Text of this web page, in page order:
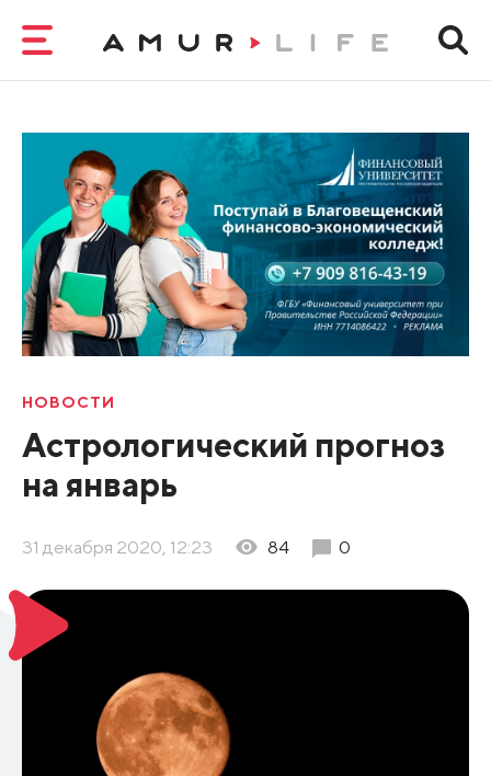
НОВОСТИ
Астрологический прогноз
на январь
31 декабря 2020, 12:23 84 0